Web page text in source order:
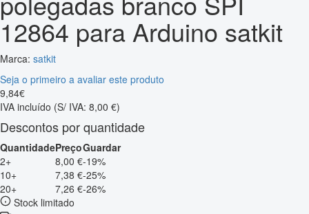
12864 para Arduino satkit
Marca: satkit
Seja o primeiro a avaliar este produto
9,84€
IVA incluído (S/ IVA: 8,00 €)
Descontos por quantidade
QuantidadePreçoGuardar
2+
8,00 €-19%
10+
7,38 €-25%
20+
7,26 €-26%
Stock limitado